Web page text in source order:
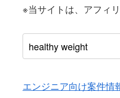
※当サイトは、アフィ
エンジニア向け案件情